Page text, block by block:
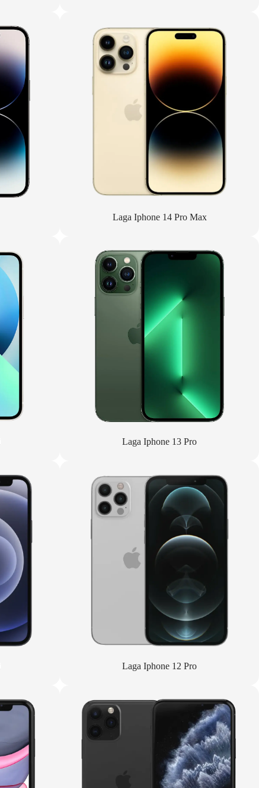
Laga Iphone 14 Pro Max
Laga Iphone 13 Pro
Laga Iphone 12 Pro